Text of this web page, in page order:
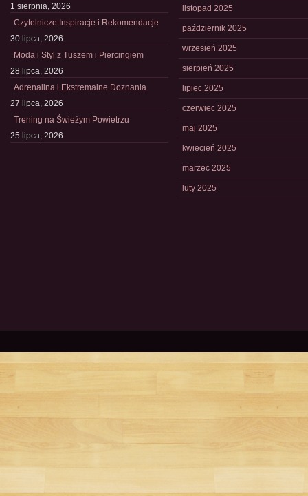
1 sierpnia, 2026
Czytelnicze Inspiracje i Rekomendacje
30 lipca, 2026
Moda i Styl z Tuszem i Piercingiem
28 lipca, 2026
Adrenalina i Ekstremalne Doznania
27 lipca, 2026
Trening na Świeżym Powietrzu
25 lipca, 2026
listopad 2025
październik 2025
wrzesień 2025
sierpień 2025
lipiec 2025
czerwiec 2025
maj 2025
kwiecień 2025
marzec 2025
luty 2025